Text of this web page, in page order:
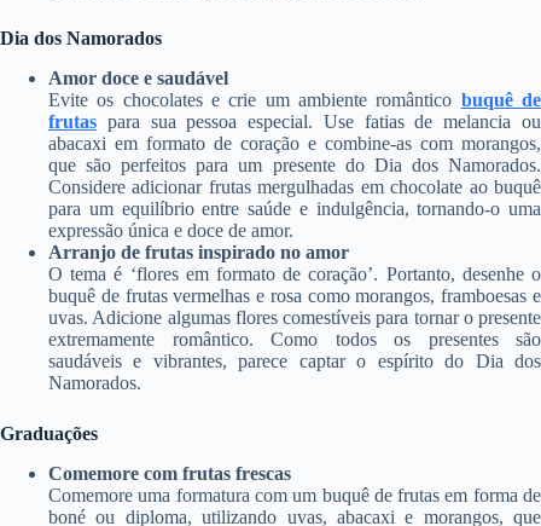
Dia dos Namorados
Amor doce e saudável
Evite os chocolates e crie um ambiente romântico buquê de
frutas para sua pessoa especial. Use fatias de melancia ou
abacaxi em formato de coração e combine-as com morangos,
que são perfeitos para um presente do Dia dos Namorados.
Considere adicionar frutas mergulhadas em chocolate ao buquê
para um equilíbrio entre saúde e indulgência, tornando-o uma
expressão única e doce de amor.
Arranjo de frutas inspirado no amor
O tema é ‘flores em formato de coração’. Portanto, desenhe o
buquê de frutas vermelhas e rosa como morangos, framboesas e
uvas. Adicione algumas flores comestíveis para tornar o presente
extremamente romântico. Como todos os presentes são
saudáveis ​​e vibrantes, parece captar o espírito do Dia dos
Namorados.
Graduações
Comemore com frutas frescas
Comemore uma formatura com um buquê de frutas em forma de
boné ou diploma, utilizando uvas, abacaxi e morangos, que